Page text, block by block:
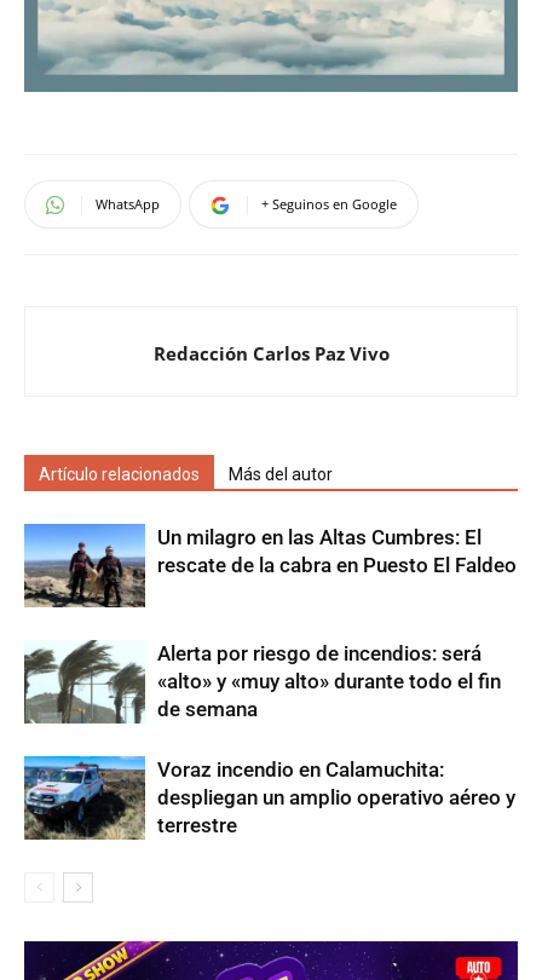
WhatsApp + Seguinos en Google
Redacción Carlos Paz Vivo
Artículo relacionados Más del autor
Un milagro en las Altas Cumbres: El
rescate de la cabra en Puesto El Faldeo
Alerta por riesgo de incendios: será
«alto» y «muy alto» durante todo el fin
de semana
Voraz incendio en Calamuchita:
despliegan un amplio operativo aéreo y
terrestre